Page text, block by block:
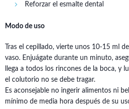
Reforzar el esmalte dental
Modo de uso
Tras el cepillado, vierte unos 10-15 ml
vaso. Enjuágate durante un minuto,
llega a todos los rincones de la boca, y
el colutorio no se debe tragar.
Es aconsejable no ingerir alimentos ni
mínimo de media hora después de su